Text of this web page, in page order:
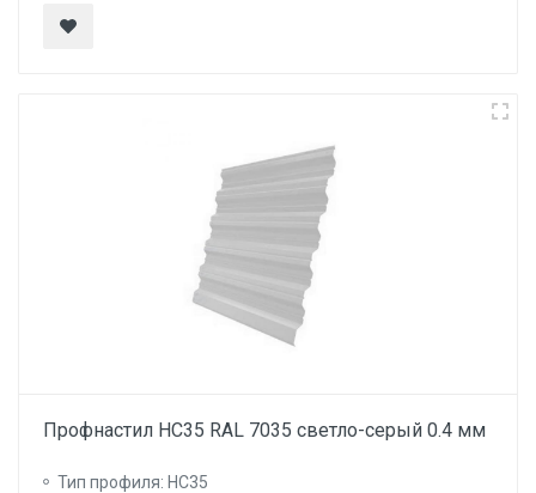
Профнастил НС35 RAL 7035 светло-серый 0.4 мм
Тип профиля: НС35